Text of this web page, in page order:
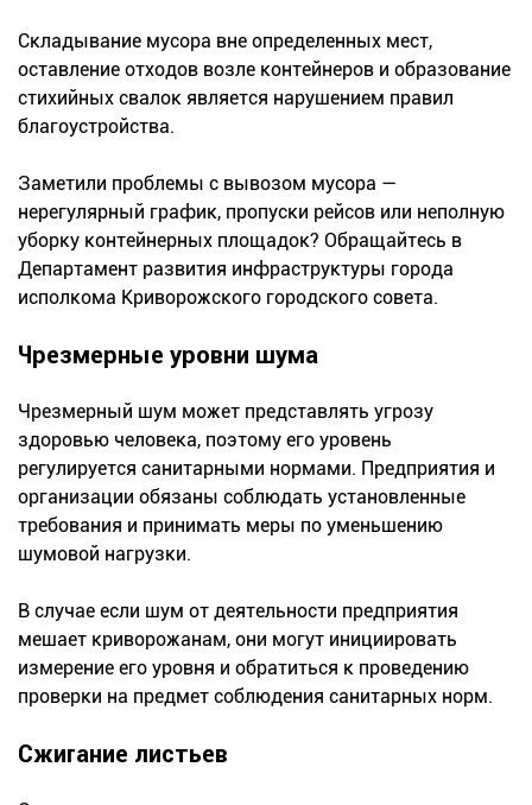
Складывание мусора вне определенных мест,
оставление отходов возле контейнеров и образование
стихийных свалок является нарушением правил
благоустройства.
Заметили проблемы с вывозом мусора —
нерегулярный график, пропуски рейсов или неполную
уборку контейнерных площадок? Обращайтесь в
Департамент развития инфраструктуры города
исполкома Криворожского городского совета.
Чрезмерные уровни шума
Чрезмерный шум может представлять угрозу
здоровью человека, поэтому его уровень
регулируется санитарными нормами. Предприятия и
организации обязаны соблюдать установленные
требования и принимать меры по уменьшению
шумовой нагрузки.
В случае если шум от деятельности предприятия
мешает криворожанам, они могут инициировать
измерение его уровня и обратиться к проведению
проверки на предмет соблюдения санитарных норм.
Сжигание листьев